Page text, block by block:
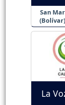
San
La